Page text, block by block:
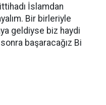
İslamdan
Bir birleriyle
geldiyse biz haydi
başaracağız Bi